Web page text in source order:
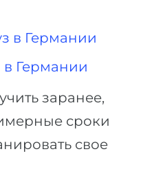
в Германии
в Германии
заранее,
сроки
свое